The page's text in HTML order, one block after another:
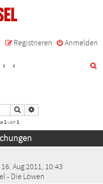
Anmelden
Registrieren
Suche
1von 1
16. Aug 2011, 10:43
- Die Löwen